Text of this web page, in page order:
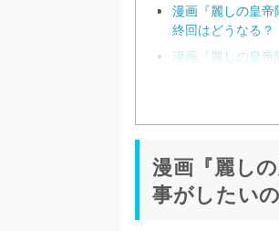
漫画『麗しの皇
終回はどうなる？
漫画『麗しの皇
漫画『麗し
事がしたい